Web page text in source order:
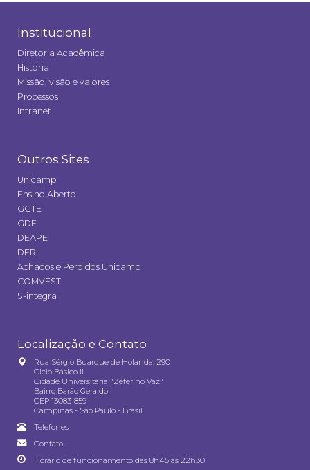
Institucional
Diretoria Acadêmica
História
Missão, visão e valores
Processos
Intranet
Outros Sites
Unicamp
Ensino Aberto
GGTE
GDE
DEAPE
DERI
Achados e Perdidos Unicamp
COMVEST
S-integra
Localização e Contato
Rua Sérgio Buarque de Holanda, 290
Ciclo Básico II
Cidade Universitária "Zeferino Vaz"
Bairro Barão Geraldo
CEP 13083-859
Campinas - São Paulo - Brasil
Telefones
Contato
Horário de funcionamento das 8h45 às 22h30